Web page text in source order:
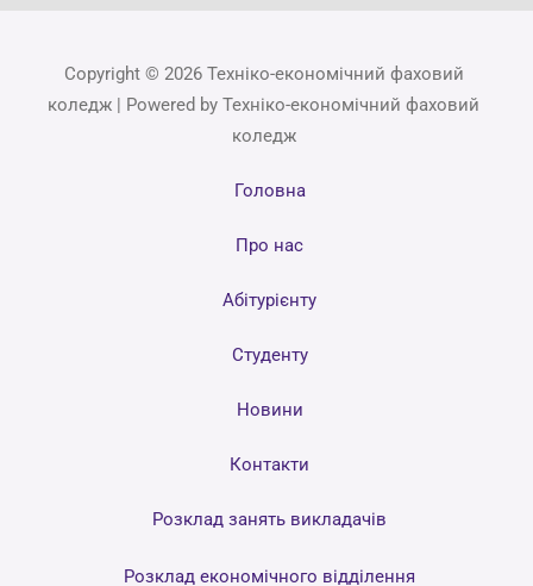
Copyright © 2026 Техніко-економічний фаховий
коледж | Powered by Техніко-економічний фаховий
коледж
Головна
Про нас
Абітурієнту
Студенту
Новини
Контакти
Розклад занять викладачів
Розклад економічного відділення